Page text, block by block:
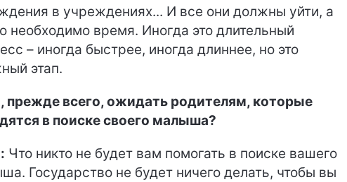
в учреждениях... И все они должны уйти, а
необходимо время. Иногда это длительный
– иногда быстрее, иногда длиннее, но это
этап.
прежде всего, ожидать родителям, которые
в поиске своего малыша?
Что никто не будет вам помогать в поиске вашего
Государство не будет ничего делать, чтобы вы